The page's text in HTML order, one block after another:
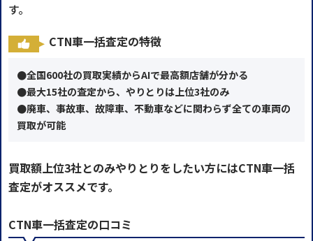
す。
CTN車一括査定の特徴
●全国600社の買取実績からAIで最高額店舗が分かる
●最大15社の査定から、やりとりは上位3社のみ
●廃車、事故車、故障車、不動車などに関わらず全ての車両の
買取が可能
買取額上位3社とのみやりとりをしたい方にはCTN車一括
査定がオススメです。
CTN車一括査定の口コミ